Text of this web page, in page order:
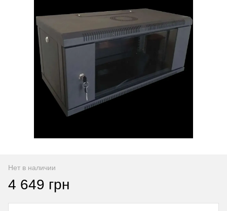
Нет в наличии
4 649 грн